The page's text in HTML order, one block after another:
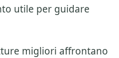
utile per guidare
migliori affrontano